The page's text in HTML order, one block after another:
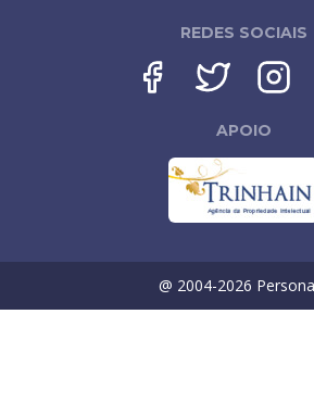
REDES SOCIAIS
APOIO
@ 2004-2026